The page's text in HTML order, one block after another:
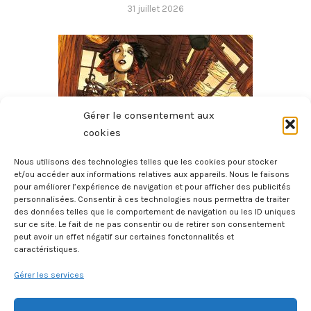
Gérer le consentement aux
cookies
Nous utilisons des technologies telles que les cookies pour stocker
et/ou accéder aux informations relatives aux appareils. Nous le faisons
pour améliorer l’expérience de navigation et pour afficher des publicités
personnalisées. Consentir à ces technologies nous permettra de traiter
des données telles que le comportement de navigation ou les ID uniques
sur ce site. Le fait de ne pas consentir ou de retirer son consentement
peut avoir un effet négatif sur certaines fonctonnalités et
caractéristiques.
Gérer les services
31 juillet 2026
Les Contes D’Hoffmann – Le Violon De Crémone
28 juillet 2026